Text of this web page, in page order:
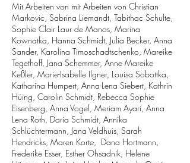
Mit Arbeiten von mit Arbeiten von Christian
Markovic, Sabrina Liemandt, Tabithac Schulte,
Sophie Clair Laur de Manos, Marina
Kownatka, Hanna Schmidt, Julia Becker, Anna
Sander, Karolina Timoschadtschenko, Mareike
Tegethoff, Jana Schemmer, Anne Mareike
Keßler, Marie-Isabelle Ilgner, Louisa Sobottka,
Katharina Humpert, Anna-Lena Siebert, Kathrin
Hüing, Carolin Schmidt, Rebecca Sophie
Eisenberg, Anna Vogel, Meriam Ayari, Anna
Lena Roth, Daria Schmidt, Annika
Schlüchtermann, Jana Veldhuis, Sarah
Hendricks, Maren Korte, Dana Hortmann,
Frederike Esser, Esther Ohsadnik, Helene